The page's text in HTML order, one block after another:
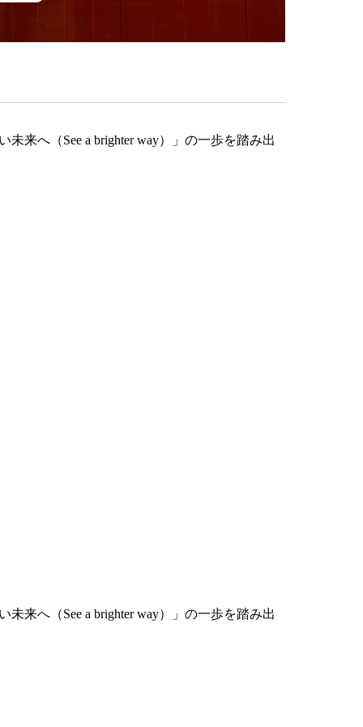
来へ（See a brighter way）」の一歩を踏み出
来へ（See a brighter way）」の一歩を踏み出